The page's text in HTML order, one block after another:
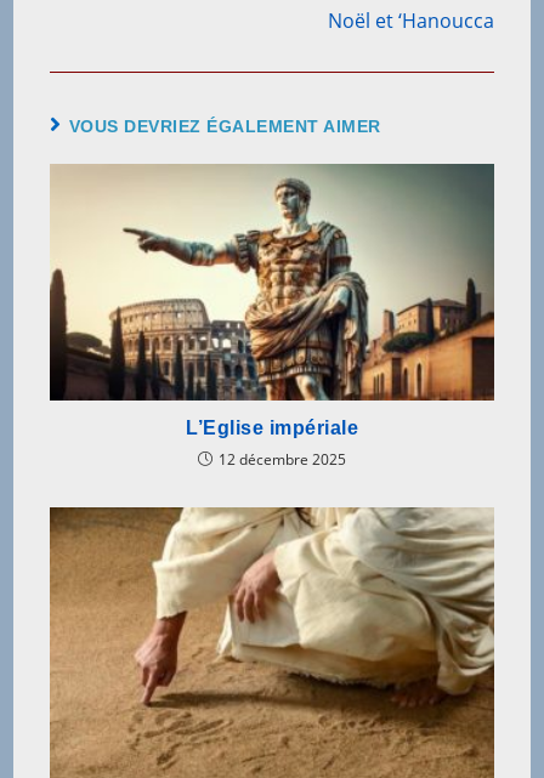
Noël et ‘Hanoucca
VOUS DEVRIEZ ÉGALEMENT AIMER
L’Eglise impériale
12 décembre 2025